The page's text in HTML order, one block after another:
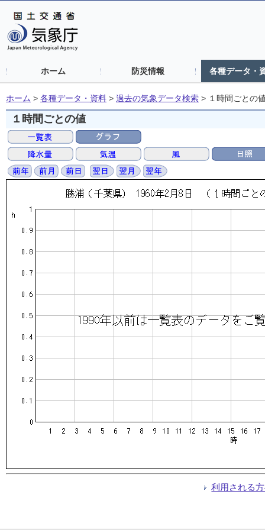
ホーム 防災情報 各種データ・
ホーム > 各種データ・資料 > 過去の気象データ検索 > １時間ごとの
１時間ごとの値
利用される